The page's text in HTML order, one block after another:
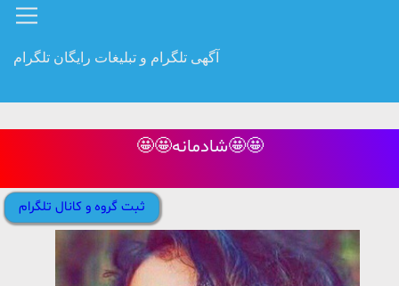
آگهی تلگرام و تبلیغات رایگان تلگرام
🤩🤩شادمانه🤩🤩
ثبت گروه و کانال تلگرام